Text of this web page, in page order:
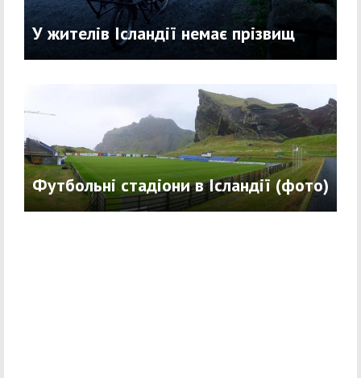
У жителів Ісландії немає прізвищ
Футбольні стадіони в Ісландії (фото)